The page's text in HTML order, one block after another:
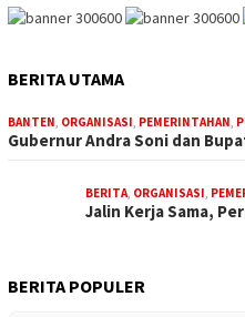
BERITA UTAMA
BANTEN ORGANISASI PEMERINTAHAN
Gubernur Andra Soni dan
BERITA ORGANISASI
Jalin Kerja Sama,
BERITA POPULER